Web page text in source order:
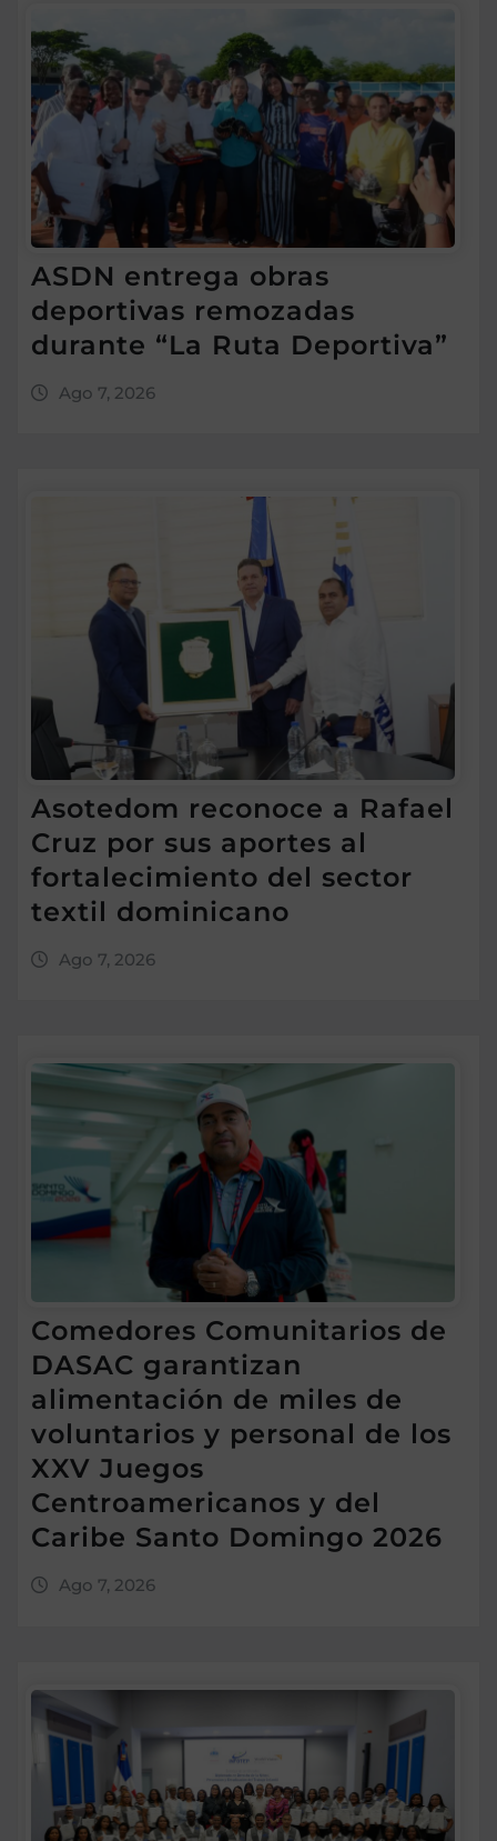
ASDN entrega obras
deportivas remozadas
durante “La Ruta Deportiva”
Ago 7, 2026
Asotedom reconoce a Rafael
Cruz por sus aportes al
fortalecimiento del sector
textil dominicano
Ago 7, 2026
Comedores Comunitarios de
DASAC garantizan
alimentación de miles de
voluntarios y personal de los
XXV Juegos
Centroamericanos y del
Caribe Santo Domingo 2026
Ago 7, 2026